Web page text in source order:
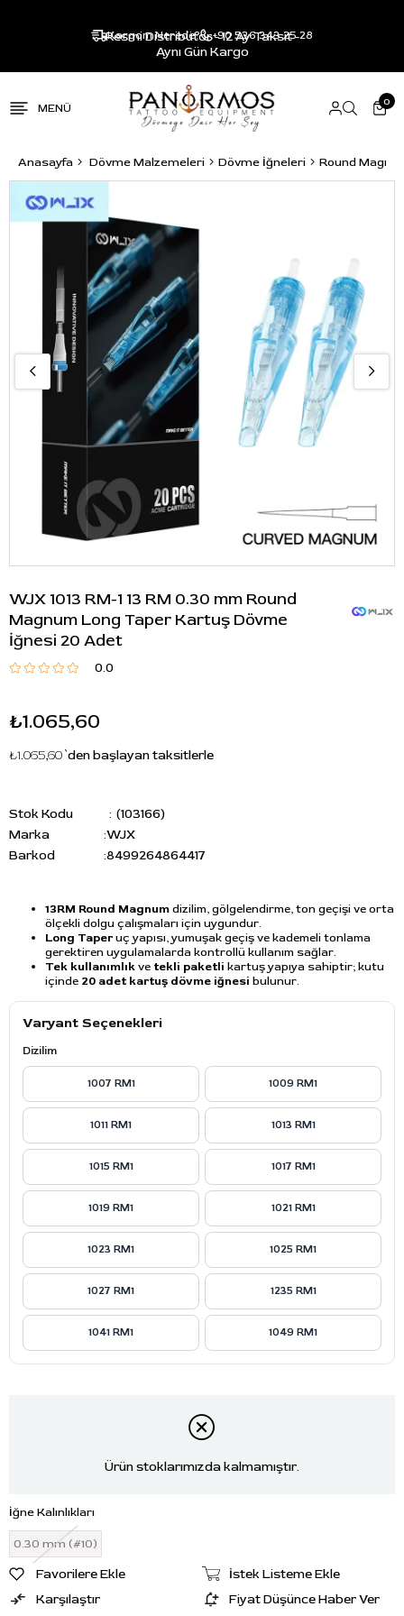
Resmi Distribütör - 12 Ay Taksit -
Aynı Gün Kargo
Kargom Nerede? +90 536 343 25 28
0
Anasayfa Dövme Malzemeleri Dövme İğneleri Round
WJX 1013 RM-1 13 RM 0.30 mm Round
Magnum Long Taper Kartuş Dövme
İğnesi 20 Adet
0.0
₺1.065,60
₺1.065,60`den başlayan taksitlerle
Stok Kodu
(103166)
Marka
:WJX
Barkod
:8499264864417
13RM Round Magnumdizilim, gölgelendirme, ton geçişi ve orta
ölçekli dolgu çalışmaları için uygundur.
Long Taperuç yapısı, yumuşak geçiş ve kademeli tonlama
gerektiren uygulamalarda kontrollü kullanım sağlar.
Tek kullanımlıkve tekli paketli kartuş yapıya sahiptir; kutu
içinde 20 adet kartuş dövme iğnesi bulunur.
Varyant Seçenekleri
Dizilim
1007 RM1 1009 RM1
1011 RM1 1013 RM1
1015 RM1 1017 RM1
1019 RM1 1021 RM1
1023 RM1 1025 RM1
1027 RM1 1235 RM1
1041 RM1 1049 RM1
Ürün stoklarımızda kalmamıştır.
İğne Kalınlıkları
0.30 mm (#10)
Favorilere Ekle
İstek Listeme Ekle
Karşılaştır
Fiyat Düşünce Haber Ver